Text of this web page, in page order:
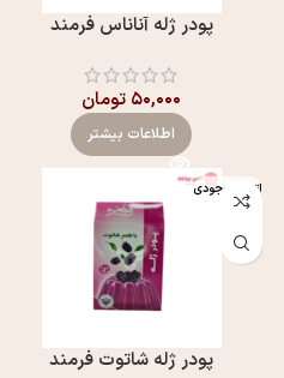
پودر ژله آناناس فرمند
۵۰,۰۰۰ تومان
اطلاعات بیشتر
اتمام موجودی
پودر ژله شاتوت فرمند